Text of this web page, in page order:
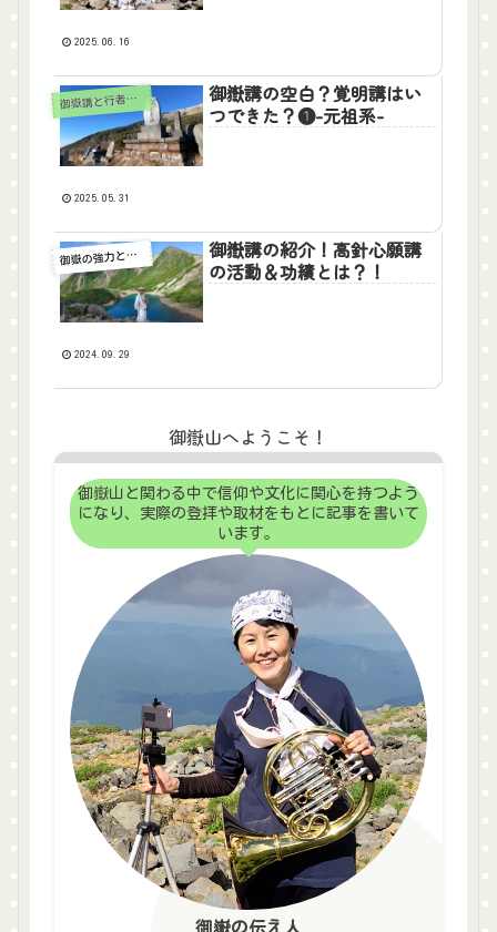
2025.06.16
御
嶽講と行者たち
御嶽講の空白？覚明講はい
つできた？❶-元祖系-
2025.05.31
御嶽の強力と同志たち
御嶽講の紹介！高針心願講
の活動＆功績とは？！
2024.09.29
御嶽山へようこそ！
御嶽山と関わる中で信仰や文化に関心を持つよう
になり、実際の登拝や取材をもとに記事を書いて
います。
御嶽の伝え人